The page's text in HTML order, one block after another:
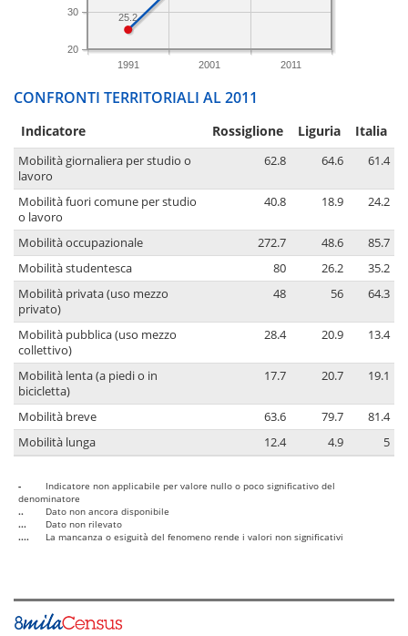
1991 2001 2011
20
30
25.2
CONFRONTI TERRITORIALI AL 2011
Indicatore Rossiglione Liguria Italia
Mobilità giornaliera per studio o
lavoro
62.8 64.6 61.4
Mobilità fuori comune per studio
o lavoro
40.8 18.9 24.2
Mobilità occupazionale 272.7 48.6
85.7
Mobilità studentesca
80 26.2
35.2
Mobilità privata (uso mezzo
privato)
48 56 64.3
Mobilità pubblica (uso mezzo
collettivo)
28.4 20.9 13.4
Mobilità lenta (a piedi o in
bicicletta)
17.7 20.7 19.1
Mobilità breve 63.6 79.7
81.4
Mobilità lunga
12.4 4.9 5
-
Indicatore non applicabile per valore nullo o poco significativo del
denominatore
..
Dato non ancora disponibile
...
Dato non rilevato
....
La mancanza o esiguità del fenomeno rende i valori non significativi